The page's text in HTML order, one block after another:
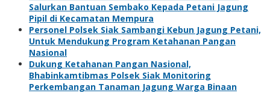
Salurkan Bantuan Sembako Kepada Petani Jagung
Pipil di Kecamatan Mempura
Personel Polsek Siak Sambangi Kebun Jagung Petani,
Untuk Mendukung Program Ketahanan Pangan
Nasional
Dukung Ketahanan Pangan Nasional,
Bhabinkamtibmas Polsek Siak Monitoring
Perkembangan Tanaman Jagung Warga Binaan